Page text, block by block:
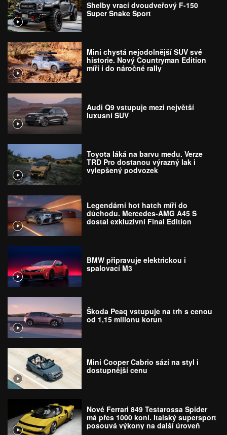
Shelby vrací dvoudveřový F-150
Super Snake Sport
Mini chystá nejodolnější SUV své
historie. Nový Countryman Edition
míří i do náročné rally
Audi Q9 vstupuje mezi největší
luxusní SUV
Toyota láká na barvu medu. Verze
TRD Pro dostanou výrazný lak i
vylepšený podvozek
Legendární hot hatch míří do
důchodu. Mercedes-AMG A45 S
dostal exkluzivní Final Edition
BMW připravuje elektrickou i
spalovací M3
Škoda Peaq vstupuje na trh s cenou
od 1,15 milionu korun
Mini Cooper Cabrio sází na styl i
dostupnější cenu
Nové Ferrari 849 Testarossa Spider
má přes 1000 koní. Italský supersport
posouvá výkony na další úroveň